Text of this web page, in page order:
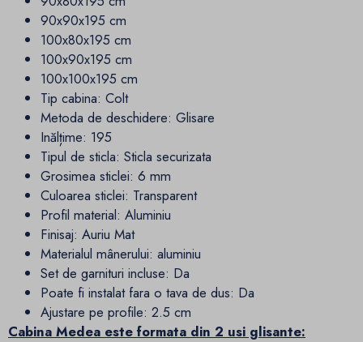
90x90x195 cm
100x80x195 cm
100x90x195 cm
100x100x195 cm
Tip cabina: Colt
Metoda de deschidere: Glisare
Inălțime: 195
Tipul de sticla: Sticla securizata
Grosimea sticlei: 6 mm
Culoarea sticlei: Transparent
Profil material: Aluminiu
Finisaj: Auriu Mat
Materialul mânerului: aluminiu
Set de garnituri incluse: Da
Poate fi instalat fara o tava de dus: Da
Ajustare pe profile: 2.5 cm
Cabina Medea este formata din 2 usi glisante: